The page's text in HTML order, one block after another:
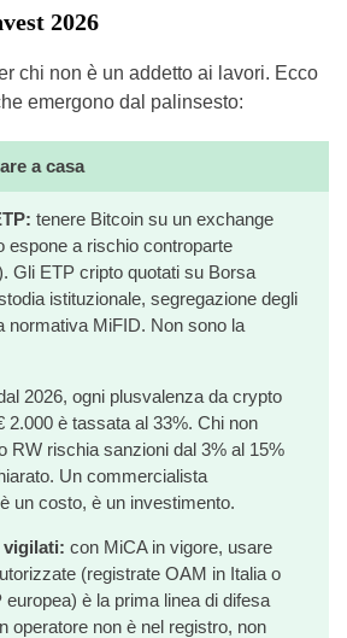
2026
chi non è un addetto ai lavori. Ecco
emergono dal palinsesto:
a casa
tenere Bitcoin su un exchange
espone a rischio controparte
Gli ETP cripto quotati su Borsa
istituzionale, segregazione degli
normativa MiFID. Non sono la
2026, ogni plusvalenza da crypto
2.000 è tassata al 33%. Chi non
RW rischia sanzioni dal 3% al 15%
Un commercialista
un costo, è un investimento.
vigilati: con MiCA in vigore, usare
(registrate OAM in Italia o
è la prima linea di difesa
operatore non è nel registro, non